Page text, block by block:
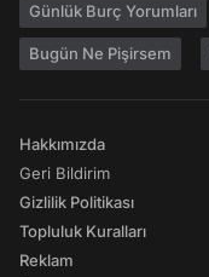
Günlük Burç Yorumları
Bugün Ne Pişirsem
Hakkımızda
Geri Bildirim
Gizlilik Politikası
Topluluk Kuralları
Reklam